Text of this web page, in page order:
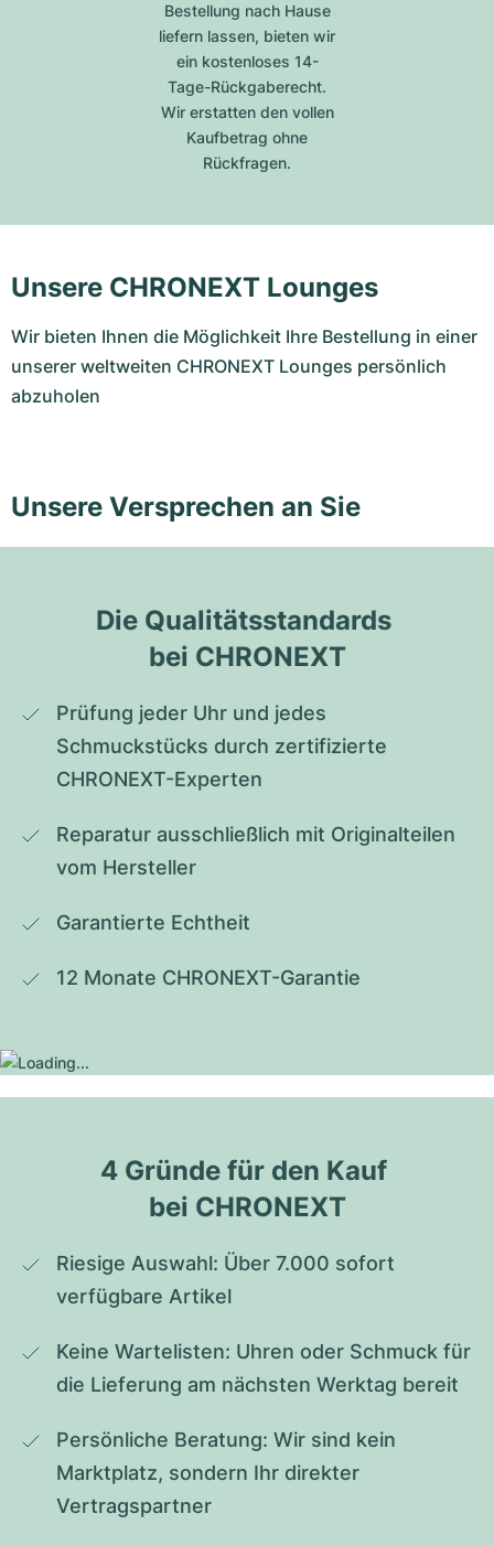
Bestellung nach Hause
liefern lassen, bieten wir
ein kostenloses 14-
Tage-Rückgaberecht.
Wir erstatten den vollen
Kaufbetrag ohne
Rückfragen.
Unsere CHRONEXT Lounges
Wir bieten Ihnen die Möglichkeit Ihre Bestellung in einer
unserer weltweiten CHRONEXT Lounges persönlich
abzuholen
Unsere Versprechen an Sie
Die Qualitätsstandards
bei CHRONEXT
Prüfung jeder Uhr und jedes
Schmuckstücks durch zertifizierte
CHRONEXT-Experten
Reparatur ausschließlich mit Originalteilen
vom Hersteller
Garantierte Echtheit
12 Monate CHRONEXT-Garantie
4 Gründe für den Kauf
bei CHRONEXT
Riesige Auswahl: Über 7.000 sofort
verfügbare Artikel
Keine Wartelisten: Uhren oder Schmuck für
die Lieferung am nächsten Werktag bereit
Persönliche Beratung: Wir sind kein
Marktplatz, sondern Ihr direkter
Vertragspartner